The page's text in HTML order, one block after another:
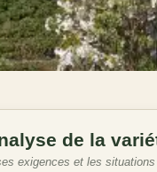
de la
exigences et les